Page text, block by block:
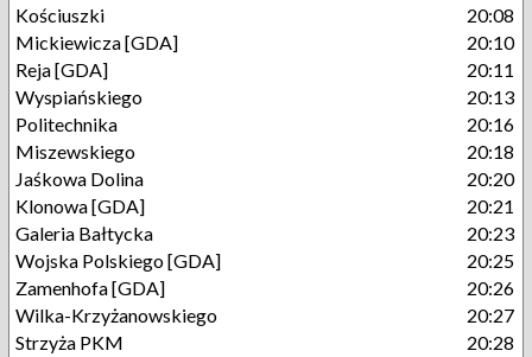
Kościuszki
20:08
Mickiewicza [GDA]
20:10
Reja [GDA]
20:11
Wyspiańskiego
20:13
Politechnika
20:16
Miszewskiego
20:18
Jaśkowa Dolina
20:20
Klonowa [GDA]
20:21
Galeria Bałtycka
20:23
Wojska Polskiego [GDA]
20:25
Zamenhofa [GDA]
20:26
Wilka-Krzyżanowskiego
20:27
Strzyża PKM
20:28